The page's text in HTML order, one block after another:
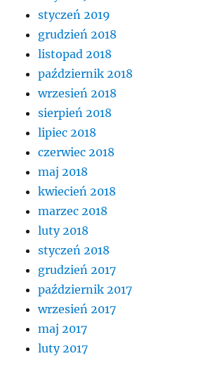
styczeń 2019
grudzień 2018
listopad 2018
październik 2018
wrzesień 2018
sierpień 2018
lipiec 2018
czerwiec 2018
maj 2018
kwiecień 2018
marzec 2018
luty 2018
styczeń 2018
grudzień 2017
październik 2017
wrzesień 2017
maj 2017
luty 2017